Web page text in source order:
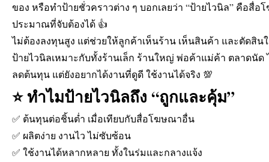
ของ หรือทำป้ายชั่วคราวต่าง ๆ บอกเลยว่า “ป้ายไวนิล” คือสื่
ประมาณที่จับต้องได้ 👍
ไม่ต้องลงทุนสูง แต่ช่วยให้ลูกค้าเห็นร้าน เห็นสินค้า และตัดสิน
ป้ายไวนิลเหมาะกับทั้งร้านเล็ก ร้านใหญ่ พ่อค้าแม่ค้า ตลาดนัด
ลดต้นทุน แต่ยังอยากได้งานที่ดูดี ใช้งานได้จริง 💯
⭐ ทำไมป้ายไวนิลถึง “ถูกและคุ้ม”
✅ ต้นทุนต่อชิ้นต่ำ เมื่อเทียบกับสื่อโฆษณาอื่น
✅ ผลิตง่าย งานไว ไม่ซับซ้อน
✅ ใช้งานได้หลากหลาย ทั้งในร่มและกลางแจ้ง